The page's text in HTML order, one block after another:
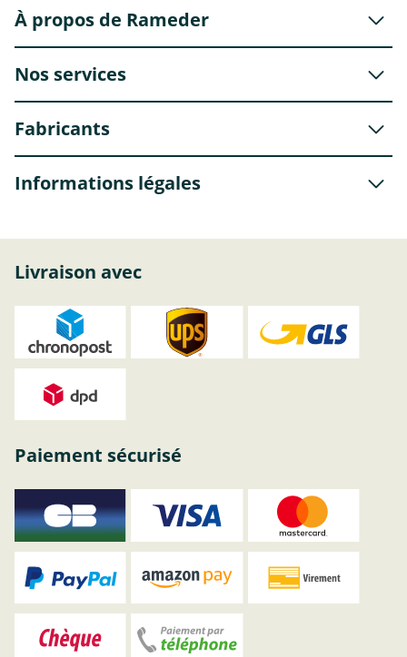
À propos de Rameder
Nos services
Fabricants
Informations légales
Livraison avec
Paiement sécurisé